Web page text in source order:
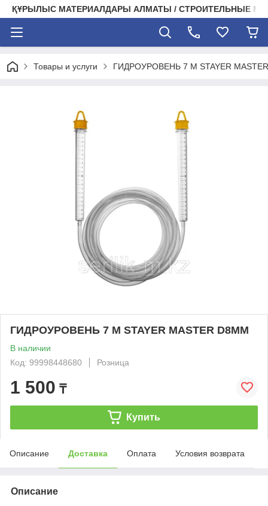
ҚҰРЫЛЫС МАТЕРИАЛДАРЫ АЛМАТЫ / СТРОИТЕЛЬНЫЕ
Товары и услуги ГИДРОУРОВЕНЬ 7 М STAYER
ГИДРОУРОВЕНЬ 7 М STAYER MASTER D8MM
В наличии
Код: 99998448680
Розница
1 500 ₸
Купить
Описание Доставка Оплата Условия возврата
Описание